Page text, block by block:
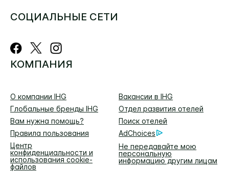
СОЦИАЛЬНЫЕ СЕТИ
КОМПАНИЯ
О компании IHG
Вакансии в IHG
Глобальные бренды IHG
Отдел развития отелей
Вам нужна помощь?
Поиск отелей
Правила пользования
AdChoices
Центр
конфиденциальности и
использования cookie-
файлов
Не передавайте мою
персональную
информацию другим лицам